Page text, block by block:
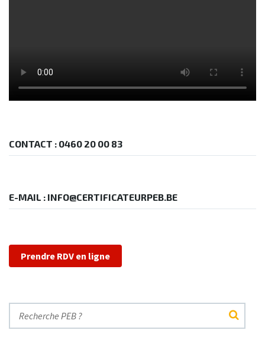
CONTACT : 0460 20 00 83
E-MAIL : INFO@CERTIFICATEURPEB.BE
Prendre RDV en ligne